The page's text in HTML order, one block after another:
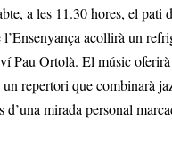
a les 11.30 hores, el pati
acollirà un
Pau Ortolà. El músic
repertori que combinarà
d’una mirada personal